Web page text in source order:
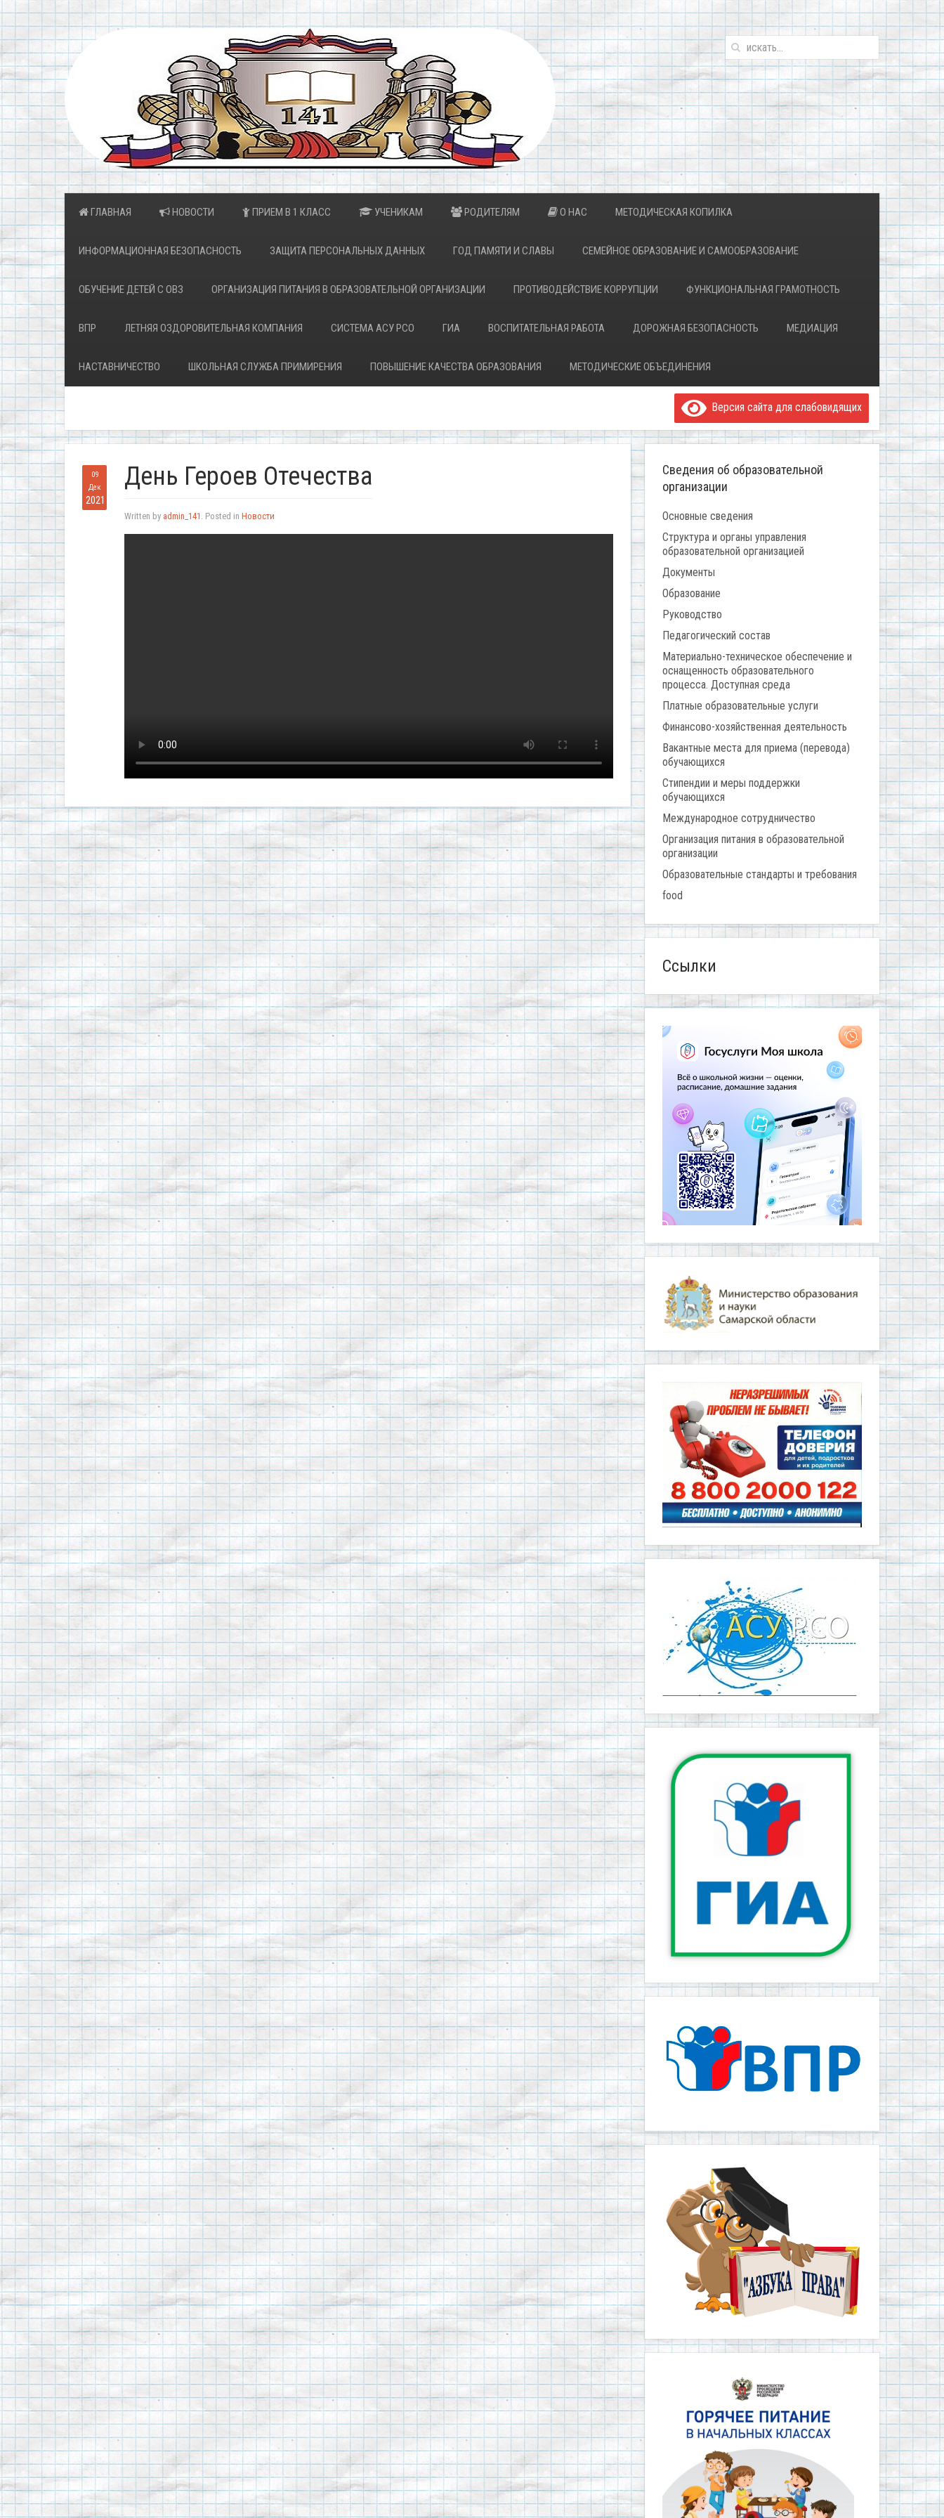
ГЛАВНАЯ НОВОСТИ ПРИЕМ В 1 КЛАСС УЧЕНИКАМ РОДИТЕЛЯМ О НАС МЕТОДИЧЕСКАЯ КОПИЛКА
ИНФОРМАЦИОННАЯ БЕЗОПАСНОСТЬ ЗАЩИТА ПЕРСОНАЛЬНЫХ ДАННЫХ ГОД ПАМЯТИ И СЛАВЫ СЕМЕЙНОЕ ОБРАЗОВАНИЕ И САМООБРАЗОВАНИЕ
ОБУЧЕНИЕ ДЕТЕЙ С ОВЗ ОРГАНИЗАЦИЯ ПИТАНИЯ В ОБРАЗОВАТЕЛЬНОЙ ОРГАНИЗАЦИИ ПРОТИВОДЕЙСТВИЕ КОРРУПЦИИ ФУНКЦИОНАЛЬНАЯ ГРАМОТНОСТЬ
ВПР ЛЕТНЯЯ ОЗДОРОВИТЕЛЬНАЯ КОМПАНИЯ СИСТЕМА АСУ РСО ГИА ВОСПИТАТЕЛЬНАЯ РАБОТА ДОРОЖНАЯ БЕЗОПАСНОСТЬ МЕДИАЦИЯ
НАСТАВНИЧЕСТВО ШКОЛЬНАЯ СЛУЖБА ПРИМИРЕНИЯ ПОВЫШЕНИЕ КАЧЕСТВА ОБРАЗОВАНИЯ МЕТОДИЧЕСКИЕ ОБЪЕДИНЕНИЯ
Версия сайта для слабовидящих
09
Дек
2021
День Героев Отечества
Written by admin_141 . Posted in Новости
Сведения об образовательной
организации
Основные сведения
Структура и органы управления
образовательной организацией
Документы
Образование
Руководство
Педагогический состав
Материально-техническое обеспечение и
оснащенность образовательного
процесса. Доступная среда
Платные образовательные услуги
Финансово-хозяйственная деятельность
Вакантные места для приема (перевода)
обучающихся
Стипендии и меры поддержки
обучающихся
Международное сотрудничество
Организация питания в образовательной
организации
Образовательные стандарты и требования
food
Ссылки